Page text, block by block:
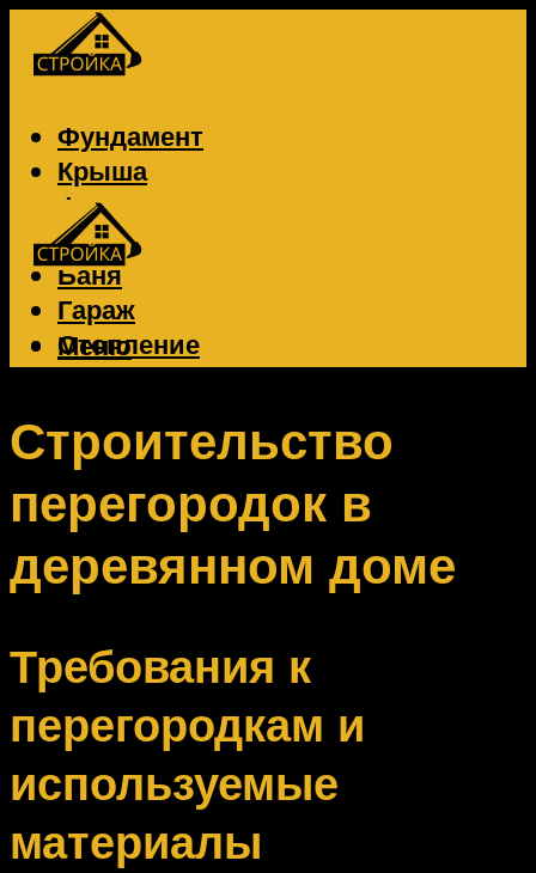
Фундамент
Крыша
Фасад
Забор
Баня
Гараж
Отопление
Вентиляция
Меню
Меню
Строительство
перегородок в
деревянном доме
Требования к
перегородкам и
используемые
материалы